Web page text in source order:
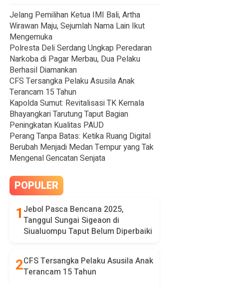
Jelang Pemilihan Ketua IMI Bali, Artha
Wirawan Maju, Sejumlah Nama Lain Ikut
Mengemuka
Polresta Deli Serdang Ungkap Peredaran
Narkoba di Pagar Merbau, Dua Pelaku
Berhasil Diamankan
CFS Tersangka Pelaku Asusila Anak
Terancam 15 Tahun
Kapolda Sumut: Revitalisasi TK Kemala
Bhayangkari Tarutung Taput Bagian
Peningkatan Kualitas PAUD
Perang Tanpa Batas: Ketika Ruang Digital
Berubah Menjadi Medan Tempur yang Tak
Mengenal Gencatan Senjata
POPULER
Jebol Pasca Bencana 2025,
Tanggul Sungai Sigeaon di
Siualuompu Taput Belum Diperbaiki
CFS Tersangka Pelaku Asusila Anak
Terancam 15 Tahun